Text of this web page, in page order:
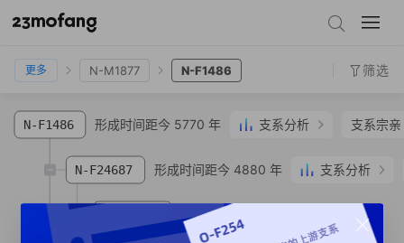
N-Y125475
更多 N-M1877 N-F1486 筛选
N-F1486 形成时间距今 5770 年 支系分析 支系宗亲
N-F24687 形成时间距今 4880 年 支系分析
形成时间距今 4880 年